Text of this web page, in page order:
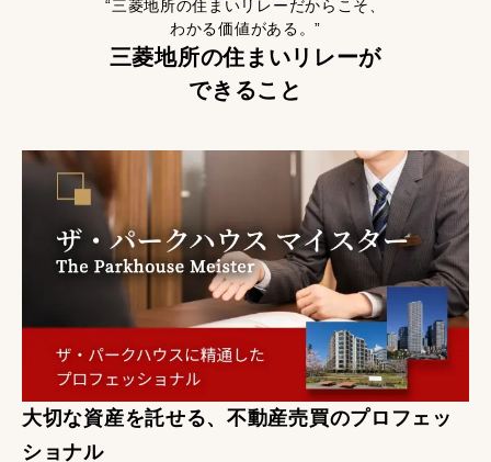
“三菱地所の住まいリレーだからこそ、
わかる価値がある。”
三菱地所の住まいリレーが
できること
大切な資産を託せる、不動産売買のプロフェッ
ショナル